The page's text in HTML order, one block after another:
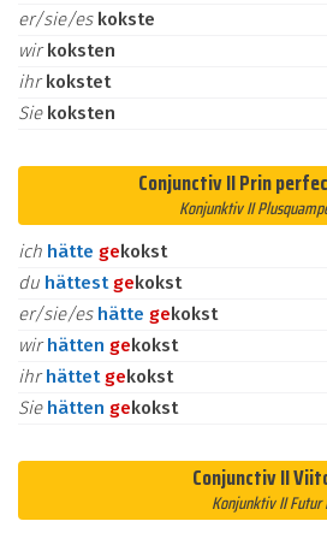
er/sie/es kokste
wirkoksten
ihrkokstet
Sie koksten
Conjunctiv II Prin
Konjunktiv II
ich hätte gekokst
du hättest gekokst
er/sie/es hätte gekokst
wirhätten gekokst
ihrhättet gekokst
Sie hätten gekokst
Conjunctiv II
Konjunktiv II Futur I